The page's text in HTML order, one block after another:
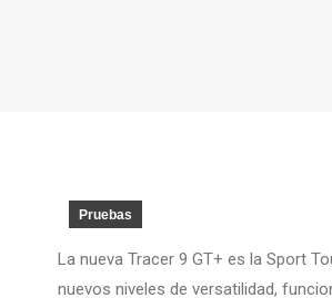
Pruebas
La nueva Tracer 9 GT+ es la Sport
nuevos niveles de versatilidad,